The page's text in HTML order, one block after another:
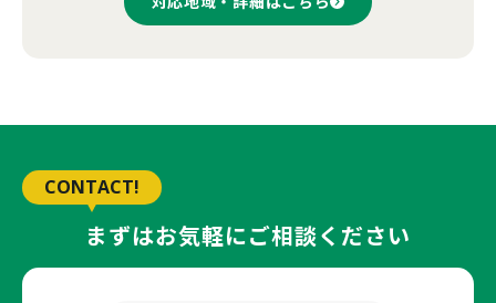
CONTACT!
まずはお気軽にご相談ください